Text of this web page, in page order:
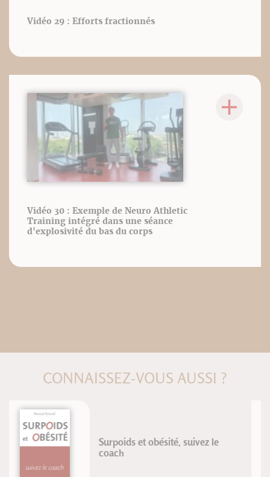
Vidéo 29 : Efforts fractionnés
Vidéo 30 : Exemple de Neuro Athletic
Training intégré dans une séance
d'explosivité du bas du corps
CONNAISSEZ-VOUS AUSSI ?
VTT Maîtriser les techniques